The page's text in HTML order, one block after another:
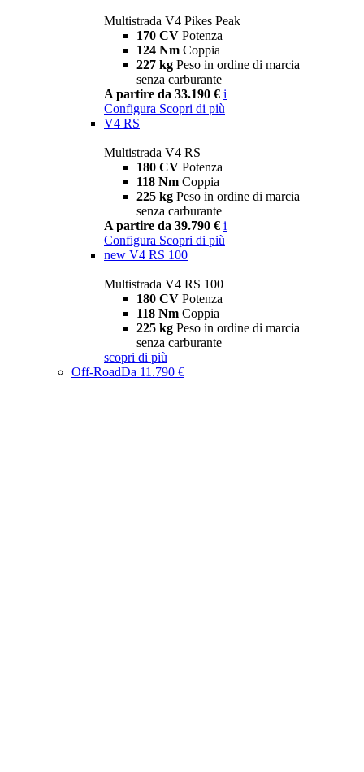
Multistrada V4 Pikes Peak
170 CV Potenza
124 Nm Coppia
227 kg Peso in ordine di marcia
senza carburante
A partire da 33.190 € i
Configura Scopri di più
V4 RS
Multistrada V4 RS
180 CV Potenza
118 Nm Coppia
225 kg Peso in ordine di marcia
senza carburante
A partire da 39.790 € i
Configura Scopri di più
new V4 RS 100
Multistrada V4 RS 100
180 CV Potenza
118 Nm Coppia
225 kg Peso in ordine di marcia
senza carburante
scopri di più
Off-RoadDa 11.790 €